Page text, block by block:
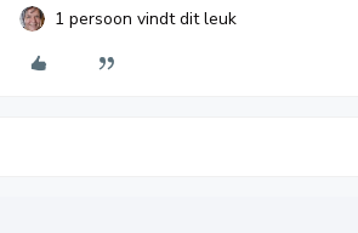
1 persoon vindt dit leuk